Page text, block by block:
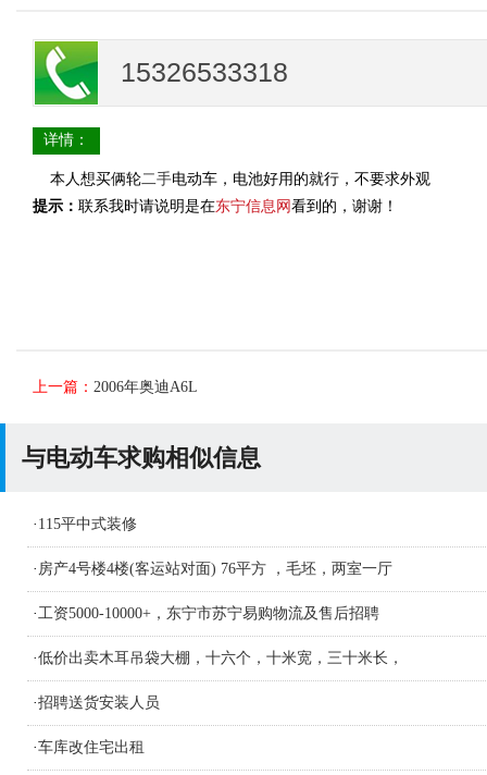
15326533318
详情：
本人想买俩轮二手电动车，电池好用的就行，不要求外观
提示： 联系我时请说明是在东宁信息网 看到的，谢谢！
上一篇： 2006年奥迪A6L
与电动车求购相似信息
· 115平中式装修
· 房产4号楼4楼(客运站对面) 76平方 ，毛坯，两室一厅
·工资5000-10000+，东宁市苏宁易购物流及售后招聘
·低价出卖木耳吊袋大棚，十六个，十米宽，三十米长，
·招聘送货安装人员
·车库改住宅出租